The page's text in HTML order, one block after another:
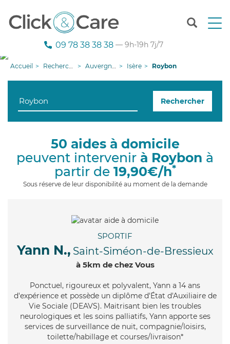
T
n
g
09 78 38 38 38 — 9h-19h 7j/7
Accueil Recherche aide à domicile Auvergne-Rhône-Alpes Isère Roybon
Rechercher
50 aides à domicile
peuvent intervenir à Roybon à
partir de 19,90€/h*
Sous réserve de leur disponibilité au moment de la demande
SPORTIF
Yann N., Saint-Siméon-de-Bressieux
à 5km de chez Vous
Ponctuel , rigoureux et polyvalent, Yann a 14 ans
d'expérience et possède un diplôme d'État d'Auxiliaire de
Vie Sociale (DEAVS). Maitrisant bien les troubles
neurologiques et les soins palliatifs, Yann apporte ses
services de surveillance de nuit, compagnie/loisirs,
toilette/habillage et courses/livraison*